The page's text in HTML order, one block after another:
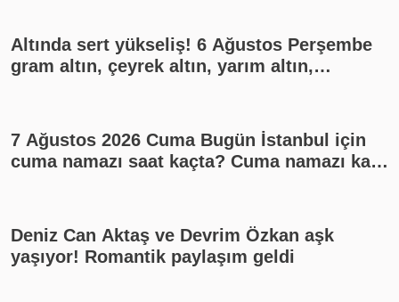
Altında sert yükseliş! 6 Ağustos Perşembe
gram altın, çeyrek altın, yarım altın,
7 Ağustos 2026 Cuma Bugün İstanbul için
cuma namazı saat kaçta? Cuma namazı kaç
Deniz Can Aktaş ve Devrim Özkan aşk
yaşıyor! Romantik paylaşım geldi